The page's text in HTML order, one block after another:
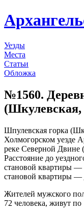
Уезды
Места
Статьи
Обложка
№1560.
(Шкулевская,
Шпулевская горка
Холмогорском уезде
реке Северной Двине
Расстояние до
становой квартиры
становой квартиры —
Жителей мужского
72 человека, живут по